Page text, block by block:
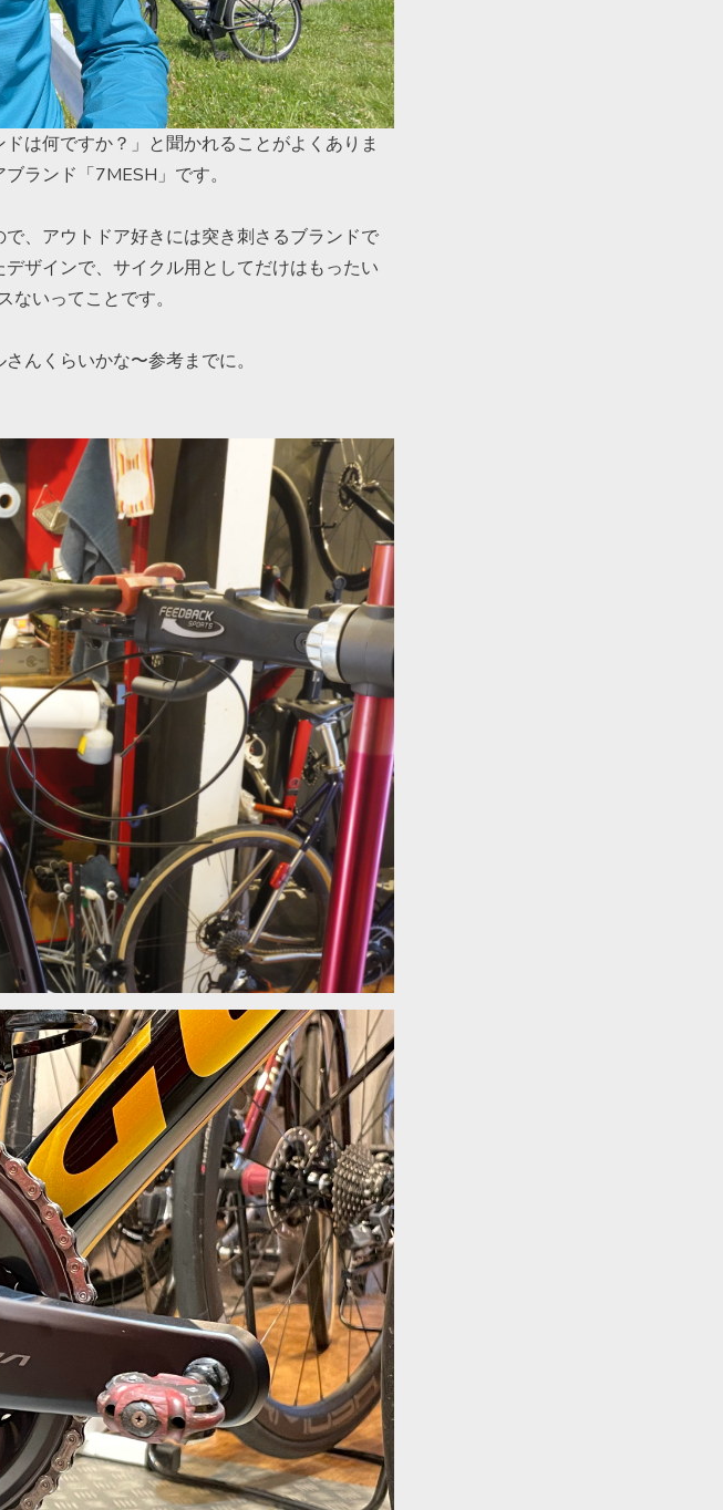
は何ですか？」と聞かれることがよくありま
ランド「7MESH」です。
、アウトドア好きには突き刺さるブランドで
ザインで、サイクル用としてだけはもったい
いってことです。
んくらいかな〜参考までに。